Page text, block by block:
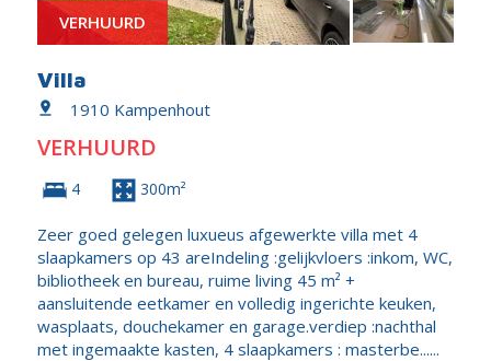
VERHUURD
Villa
1910 Kampenhout
VERHUURD
4 300m²
Zeer goed gelegen luxueus afgewerkte villa met 4
slaapkamers op 43 areIndeling :gelijkvloers :inkom, WC,
bibliotheek en bureau, ruime living 45 m² +
aansluitende eetkamer en volledig ingerichte keuken,
wasplaats, douchekamer en garage.verdiep :nachthal
met ingemaakte kasten, 4 slaapkamers : masterbe......